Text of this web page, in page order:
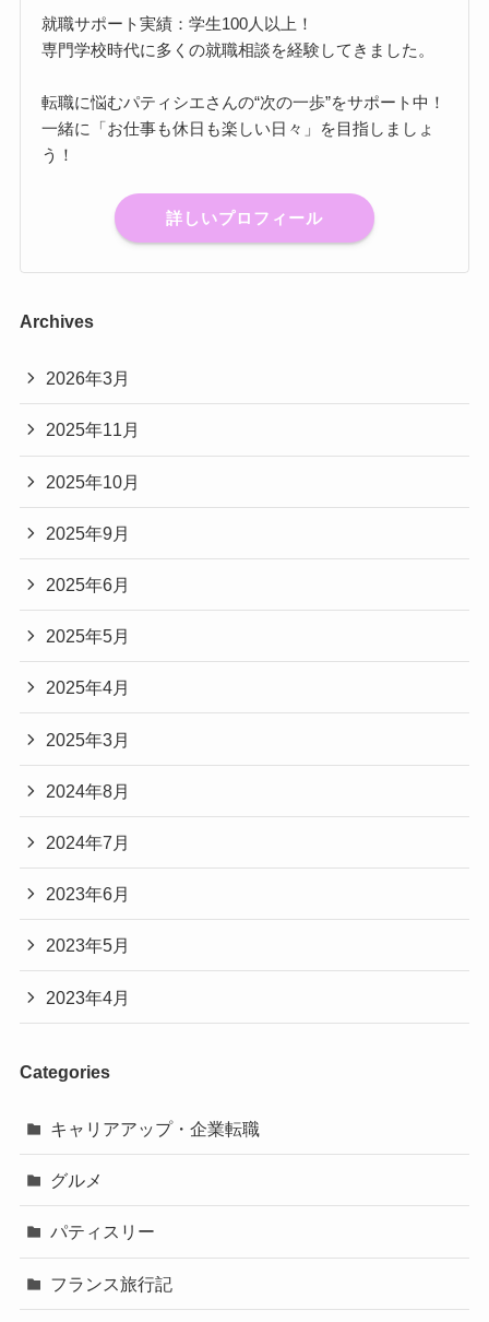
就職サポート実績：学生100人以上！
専門学校時代に多くの就職相談を経験してきました。
転職に悩むパティシエさんの“次の一歩”をサポート中！
一緒に「お仕事も休日も楽しい日々」を目指しましょ
う！
詳しいプロフィール
Archives
2026年3月
2025年11月
2025年10月
2025年9月
2025年6月
2025年5月
2025年4月
2025年3月
2024年8月
2024年7月
2023年6月
2023年5月
2023年4月
Categories
キャリアアップ・企業転職
グルメ
パティスリー
フランス旅行記